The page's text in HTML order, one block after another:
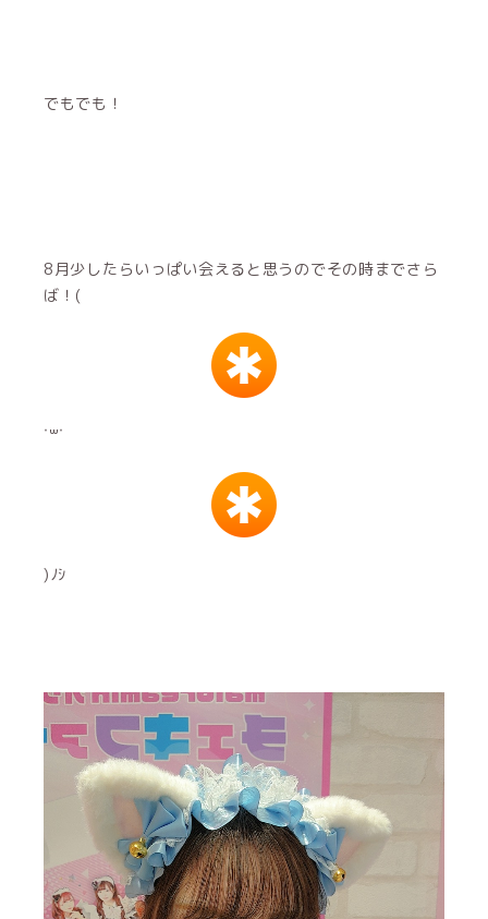
でもでも！
8月少したらいっぱい会えると思うのでその時までさら
ば！(
˙꒳˙
)ﾉｼ